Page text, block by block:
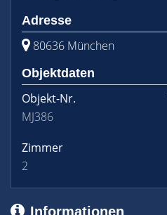
Adresse
80636 München
Objektdaten
Objekt-Nr.
MJ386
Zimmer
2
Informationen